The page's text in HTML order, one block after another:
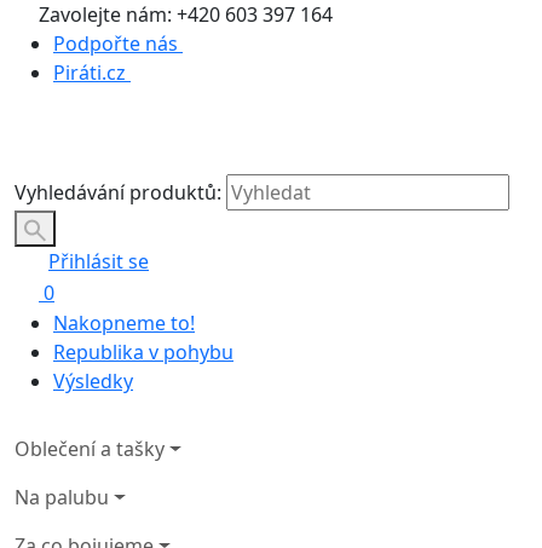
Zavolejte nám: +420 603 397 164
Podpořte nás
Piráti.cz
Vyhledávání produktů:
Přihlásit se
0
Nakopneme to!
Republika v pohybu
Výsledky
Oblečení a tašky
Na palubu